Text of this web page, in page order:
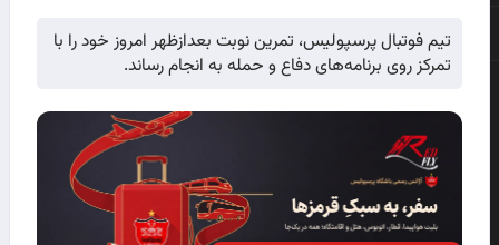
تیم فوتبال پرسپولیس، تمرین نوبت بعدازظهر امروز خود را با
تمرکز روی برنامه‌های دفاع و حمله به انجام رساند.